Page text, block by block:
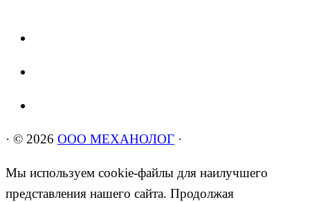
· © 2026 ООО МЕХАНОЛОГ ·
Мы используем cookie-файлы для наилучшего
представления нашего сайта. Продолжая